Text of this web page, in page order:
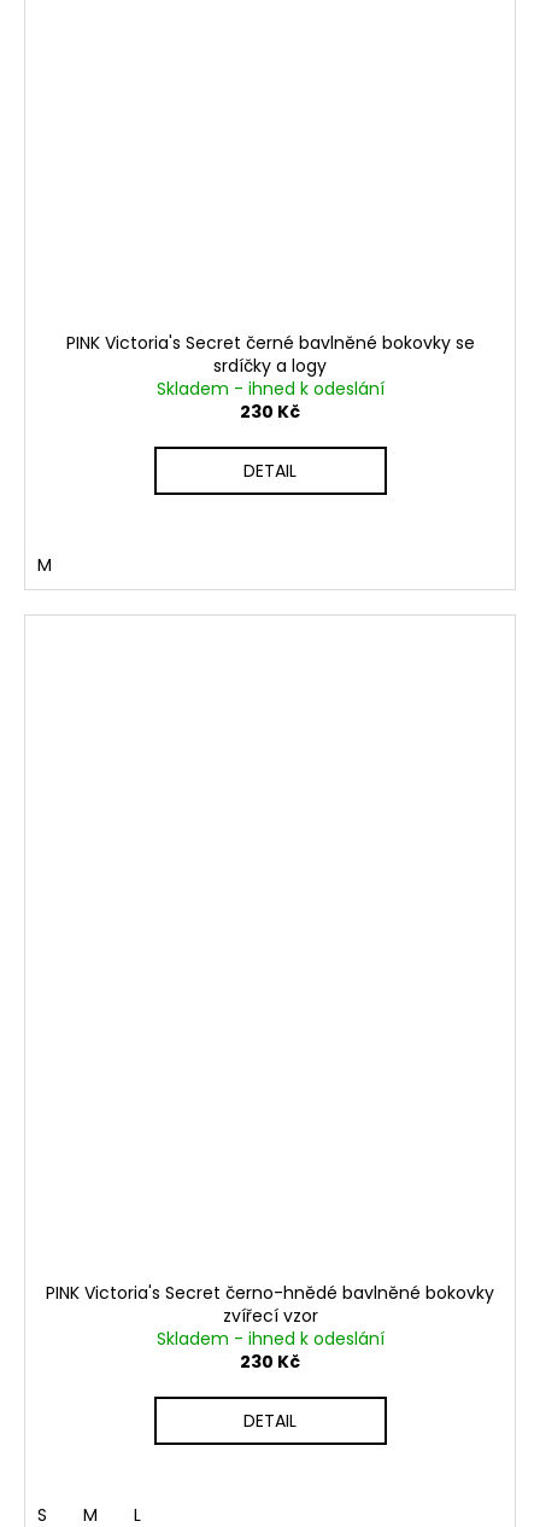
PINK Victoria's Secret černé bavlněné bokovky se
srdíčky a logy
Skladem - ihned k odeslání
230 Kč
DETAIL
M
PINK Victoria's Secret černo-hnědé bavlněné bokovky
zvířecí vzor
Skladem - ihned k odeslání
230 Kč
DETAIL
S M L